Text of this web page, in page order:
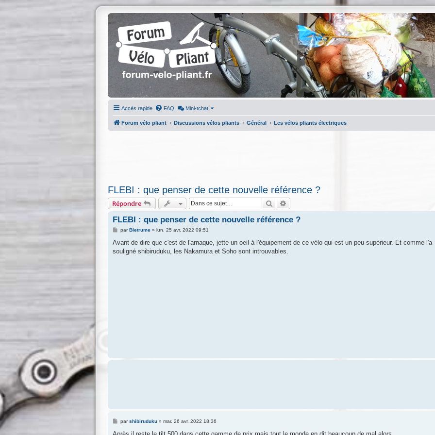
Accès rapide FAQ Mini-tchat
Forum vélo pliant Discussions vélos pliants Général Les vélos pliants électriques
FLEBI : que penser de cette nouvelle référence ?
Répondre Rechercher
FLEBI : que penser de cette nouvelle référence ?
M
s
a
parBietrume» lun. 25 avr. 2022 09:51
Avant de dire que c'est de l'arnaque, jette un oeil à l'équipement de ce vélo qui est un peu supérieur. Et comme l'a
souligné shibiruduku, les Nakamura et Soho sont introuvables.
M
s
parshibiruduku» mar. 26 avr. 2022 18:36